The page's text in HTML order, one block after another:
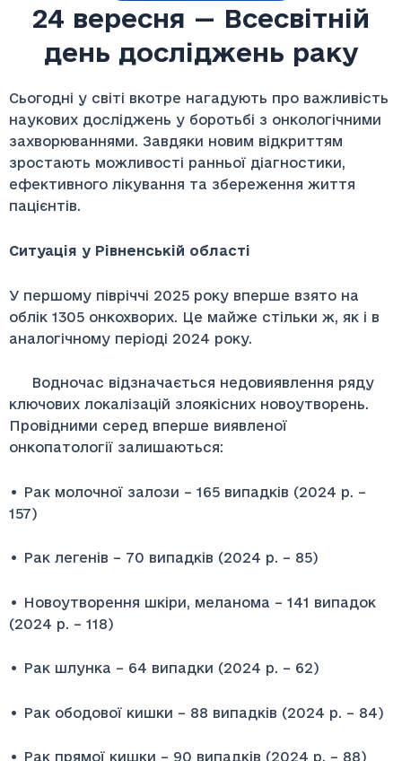
24 вересня — Всесвітній
день досліджень раку
Сьогодні у світі вкотре нагадують про важливість
наукових досліджень у боротьбі з онкологічними
захворюваннями. Завдяки новим відкриттям
зростають можливості ранньої діагностики,
ефективного лікування та збереження життя
пацієнтів.
Ситуація у Рівненській області
У першому півріччі 2025 року вперше взято на
облік 1305 онкохворих. Це майже стільки ж, як і в
аналогічному періоді 2024 року.
Водночас відзначається недовиявлення ряду
ключових локалізацій злоякісних новоутворень.
Провідними серед вперше виявленої
онкопатології залишаються:
• Рак молочної залози – 165 випадків (2024 р. –
157)
• Рак легенів – 70 випадків (2024 р. – 85)
• Новоутворення шкіри, меланома – 141 випадок
(2024 р. – 118)
• Рак шлунка – 64 випадки (2024 р. – 62)
• Рак ободової кишки – 88 випадків (2024 р. – 84)
• Рак прямої кишки – 90 випадків (2024 р. – 88)